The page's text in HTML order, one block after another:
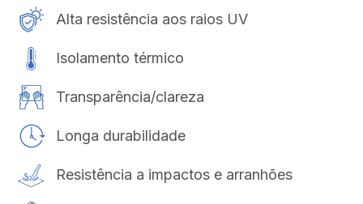
Alta resistência aos raios UV
Isolamento térmico
Transparência/clareza
Longa durabilidade
Resistência a impactos e arranhões